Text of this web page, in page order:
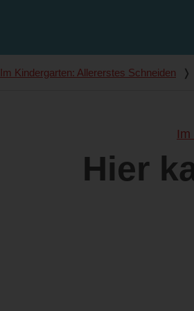
Im Kindergarten: Allererstes Schneiden ❭
Hier